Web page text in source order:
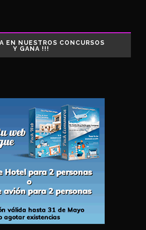
EN NUESTROS CONCURSOS
Y GANA !!!